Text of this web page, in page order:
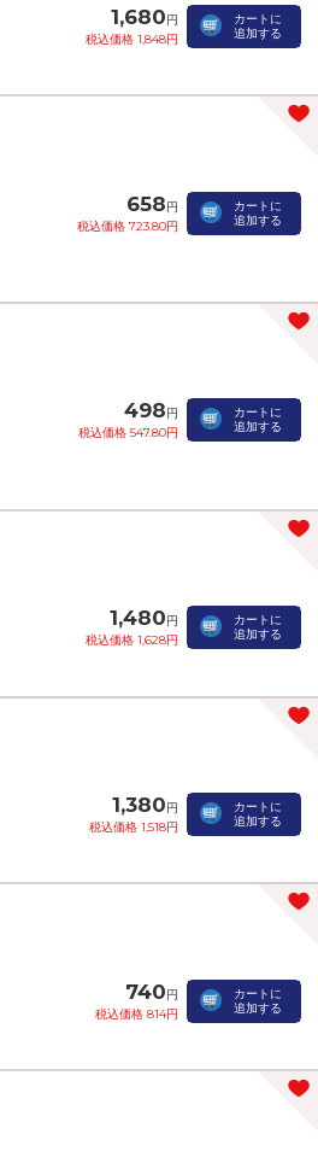
1,680円
税込価格 1,848円
カートに
追加する
658円
税込価格 723.80円
カートに
追加する
498円
税込価格 547.80円
カートに
追加する
1,480円
税込価格 1,628円
カートに
追加する
1,380円
税込価格 1,518円
カートに
追加する
740円
税込価格 814円
カートに
追加する